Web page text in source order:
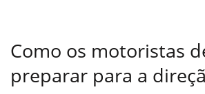
Como os motoristas
preparar para a